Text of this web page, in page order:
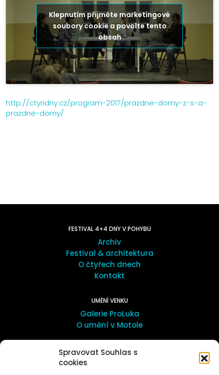
Spravovat Souhlas s
cookies
Klepnutím přijměte marketingové
soubory cookie a povolte tento
obsah
http://ctyridny.cz/program-2017/prazdne-domy-z-s-a-
prazdne-domy/
FESTIVAL 4+4 DNY V POHYBU
Archiv
Festival & architektura
O čtyřech dnech
Kontakt
UMĚNÍ VENKU
Galerie ProLuka
O umění v Motole